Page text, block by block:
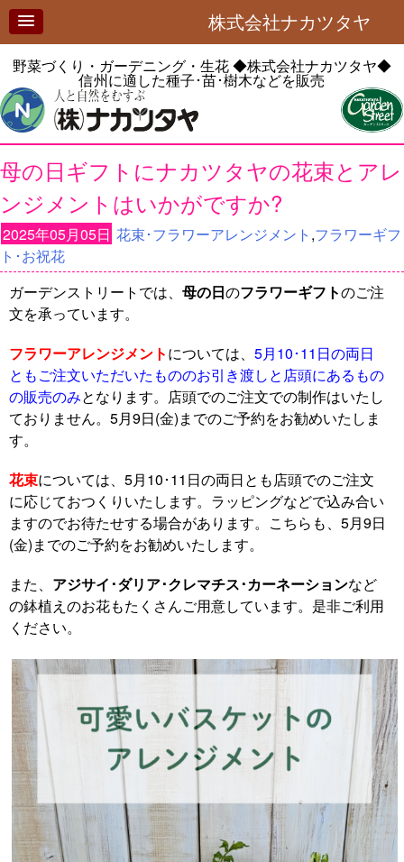
株式会社ナカツタヤ
野菜づくり・ガーデニング・生花◆株式会社ナカツタヤ◆
信州に適した種子･苗･樹木などを販売
母の日ギフトにナカツタヤの花束とアレ
ンジメントはいかがですか?
2025年05月05日 花束･フラワーアレンジメント ,フラワーギフ
ト･お祝花
ガーデンストリートでは、 母の日のフラワーギフトのご注
文を承っています。
フラワーアレンジメントについては、 5月10･11日の両日
ともご注文いただいたもののお引き渡しと店頭にあるもの
の販売のみとなります。店頭でのご注文での制作はいたし
ておりません。5月9日(金)までのご予約をお勧めいたしま
す。
花束については、5月10･11日の両日とも店頭でのご注文
に応じておつくりいたします。ラッピングなどで込み合い
ますのでお待たせする場合があります。こちらも、5月9日
(金)までのご予約をお勧めいたします。
また、 アジサイ･ダリア･クレマチス･カーネーションなど
の鉢植えのお花もたくさんご用意しています。是非ご利用
ください。